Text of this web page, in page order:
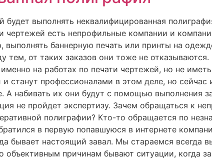
будет выполнять неквалифицированная
чертежей есть непрофильные компании и
выполнять баннерную печать или принты на
тем, от таких заказов они тоже не
на работах по печати чертежей, но не
станут профессионалами в этом деле, но
А набивать их они будут с помощью выполнения
не пройдет экспертизу. Зачем обращаться к
полиграфии? Кто-то обращается по
в первую попавшуюся в интернете
бывает настоящий завал. Мы стараемся всегда
объективным причинам бывают ситуации, когда